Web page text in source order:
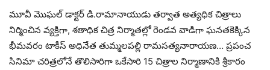
మూవీ మొఘల్ డాక్టర్ డి.రామానాయుడు తర్వాత అత్యధిక చిత్రాలు
నిర్మించిన వ్యక్తిగా, శతాధిక చిత్ర నిర్మాతల్లో రెండవ వాడిగా ఘనతకెక్కిన
భీమవరం టాకీస్ అధినేత తుమ్మలపల్లి రామసత్యనారాయణ… ప్రపంచ
సినిమా చరిత్రలోనే తొలిసారిగా ఒకేసారి 15 చిత్రాల నిర్మాణానికి శ్రీకారం